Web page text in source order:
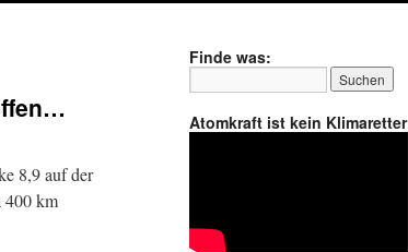
8,9 auf der
400 km
Finde was:
Atomkraft ist kein Klimaretter